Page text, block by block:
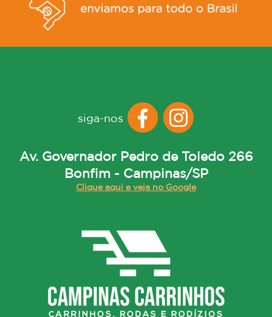
siga-nos
Av. Governador Pedro de Toledo 266
Bonfim - Campinas/SP
Clique aqui e veja no Google